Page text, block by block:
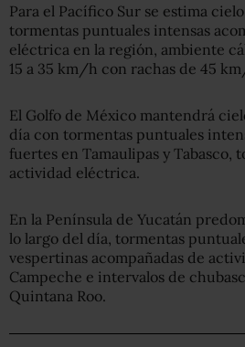
Para el Pacífico Sur se estima
tormentas puntuales intensas
eléctrica en la región, ambiente
15 a 35 km/h con rachas de 45
El Golfo de México mantendrá
día con tormentas puntuales
fuertes en Tamaulipas y Tabasco,
actividad eléctrica.
En la Península de Yucatán
lo largo del día, tormentas
vespertinas acompañadas de
Campeche e intervalos de
Quintana Roo.